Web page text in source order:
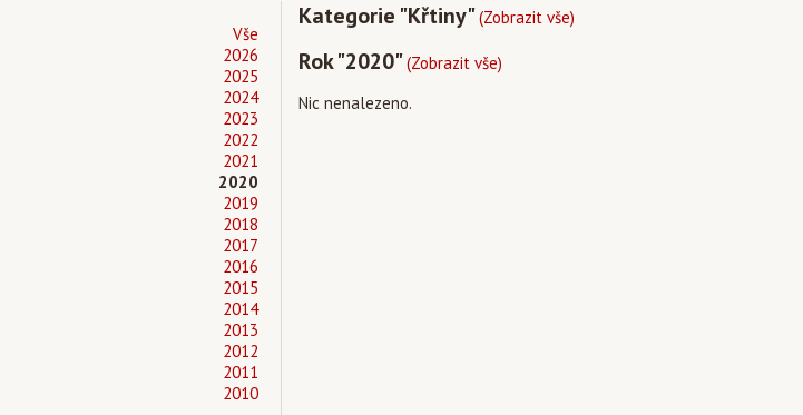
Vše
2026
2025
2024
2023
2022
2021
2020
2019
2018
2017
2016
2015
2014
2013
2012
2011
2010
Kategorie "Křtiny"(Zobrazit vše)
Rok "2020"(Zobrazit vše)
Nic nenalezeno.